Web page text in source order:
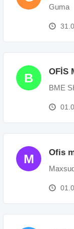
Guma
B OFİS
BME
M Ofis